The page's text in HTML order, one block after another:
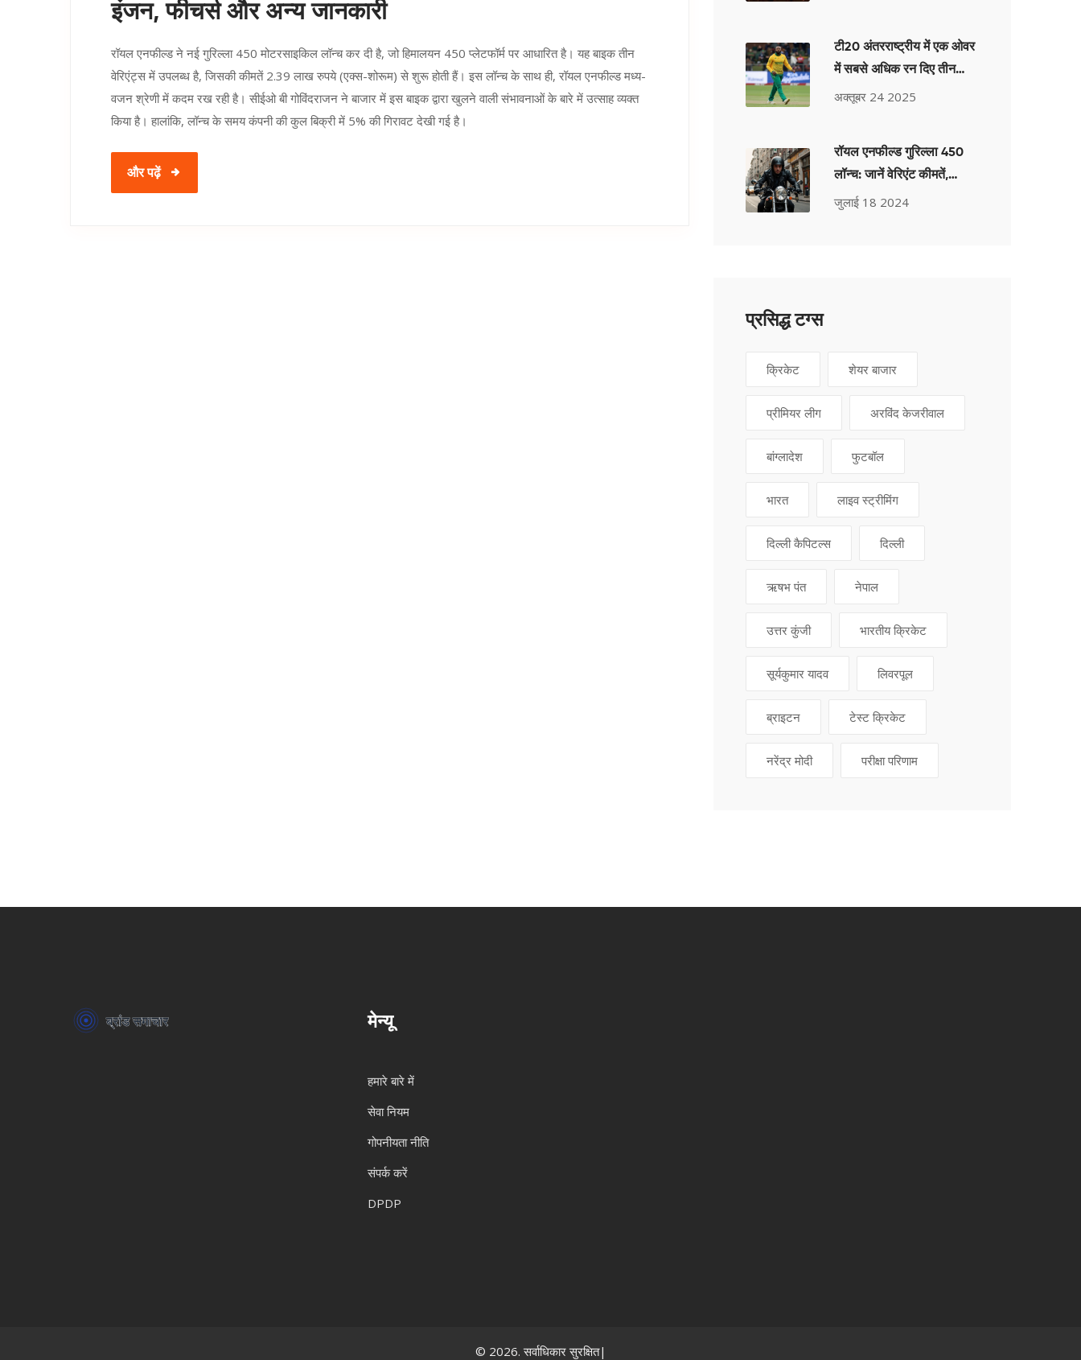
इंजन, फीचर्स और अन्य जानकारी
रॉयल एनफील्ड ने नई गुरिल्ला 450 मोटरसाइकिल लॉन्च कर दी है, जो हिमालयन 450 प्लेटफॉर्म पर आधारित है। यह बाइक तीन
वेरिएंट्स में उपलब्ध है, जिसकी कीमतें 2.39 लाख रुपये (एक्स-शोरूम) से शुरू होती हैं। इस लॉन्च के साथ ही, रॉयल एनफील्ड मध्य-
वजन श्रेणी में कदम रख रही है। सीईओ बी गोविंदराजन ने बाजार में इस बाइक द्वारा खुलने वाली संभावनाओं के बारे में उत्साह व्यक्त
किया है। हालांकि, लॉन्च के समय कंपनी की कुल बिक्री में 5% की गिरावट देखी गई है।
और पढ़ें
टी20 अंतरराष्ट्रीय में एक ओवर
में सबसे अधिक रन दिए तीन
गेंदबाज: नालिन निपिको, शिवम
अक्तूबर 24 2025
रॉयल एनफील्ड गुरिल्ला 450
लॉन्च: जानें वेरिएंट कीमतें,
बुकिंग, इंजन, फीचर्स और अन्य
जुलाई 18 2024
प्रसिद्ध टग्स
क्रिकेट शेयर बाजार
प्रीमियर लीग अरविंद केजरीवाल
बांग्लादेश फुटबॉल
भारत लाइव स्ट्रीमिंग
दिल्ली कैपिटल्स दिल्ली
ऋषभ पंत नेपाल
उत्तर कुंजी भारतीय क्रिकेट
सूर्यकुमार यादव लिवरपूल
ब्राइटन टेस्ट क्रिकेट
नरेंद्र मोदी परीक्षा परिणाम
मेन्यू
हमारे बारे में
सेवा नियम
गोपनीयता नीति
संपर्क करें
DPDP
© 2026. सर्वाधिकार सुरक्षित|